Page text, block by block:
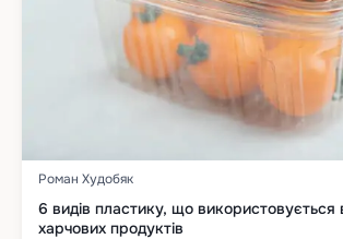
Роман Худобяк
6 видів пластику, що використовується
харчових продуктів